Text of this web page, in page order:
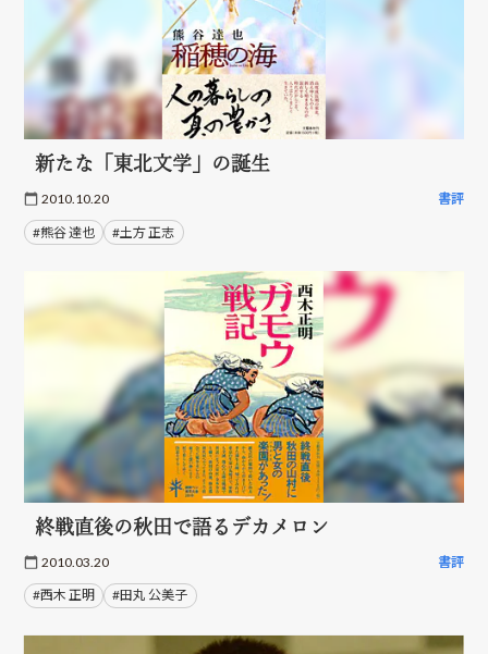
新たな「東北文学」の誕生
2010.10.20 書評
#熊谷 達也 #土方 正志
終戦直後の秋田で語るデカメロン
2010.03.20 書評
#西木 正明 #田丸 公美子